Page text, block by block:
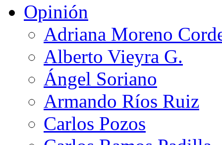
Opinión
Adriana Moreno
Alberto Vieyra G.
Ángel Soriano
Armando Ríos Ruiz
Carlos Pozos